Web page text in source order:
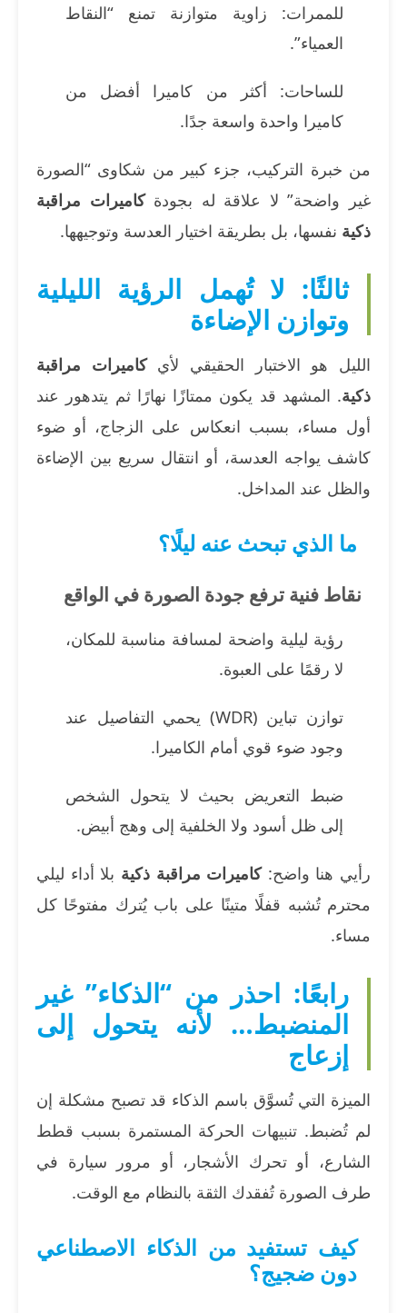
للممرات: زاوية متوازنة تمنع “النقاط
العمياء”.
للساحات: أكثر من كاميرا أفضل من
كاميرا واحدة واسعة جدًا.
من خبرة التركيب، جزء كبير من شكاوى “الصورة
غير واضحة” لا علاقة له بجودةكاميرات مراقبة
ذكية نفسها، بل بطريقة اختيار العدسة وتوجيهها.
ثالثًا: لا تُهمل الرؤية الليلية
وتوازن الإضاءة
الليل هو الاختبار الحقيقي لأيكاميرات مراقبة
ذكية. المشهد قد يكون ممتازًا نهارًا ثم يتدهور عند
أول مساء، بسبب انعكاس على الزجاج، أو ضوء
كاشف يواجه العدسة، أو انتقال سريع بين الإضاءة
والظل عند المداخل.
ما الذي تبحث عنه ليلًا؟
نقاط فنية ترفع جودة الصورة في الواقع
رؤية ليلية واضحة لمسافة مناسبة للمكان،
لا رقمًا على العبوة.
توازن تباين (WDR) يحمي التفاصيل عند
وجود ضوء قوي أمام الكاميرا.
ضبط التعريض بحيث لا يتحول الشخص
إلى ظل أسود ولا الخلفية إلى وهج أبيض.
رأيي هنا واضح:كاميرات مراقبة ذكية بلا أداء ليلي
محترم تُشبه قفلًا متينًا على باب يُترك مفتوحًا كل
مساء.
رابعًا: احذر من “الذكاء” غير
المنضبط… لأنه يتحول إلى
إزعاج
الميزة التي تُسوَّق باسم الذكاء قد تصبح مشكلة إن
لم تُضبط. تنبيهات الحركة المستمرة بسبب قطط
الشارع، أو تحرك الأشجار، أو مرور سيارة في
طرف الصورة تُفقدك الثقة بالنظام مع الوقت.
كيف تستفيد من الذكاء الاصطناعي
دون ضجيج؟